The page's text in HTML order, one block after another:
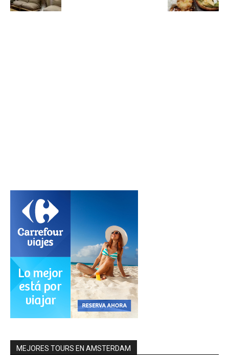
MEJORES TOURS EN AMSTERDAM